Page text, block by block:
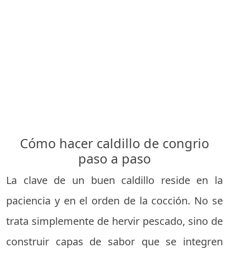
Cómo hacer caldillo de congrio
paso a paso
La clave de un buen caldillo reside en la
paciencia y en el orden de la cocción. No se
trata simplemente de hervir pescado, sino de
construir capas de sabor que se integren